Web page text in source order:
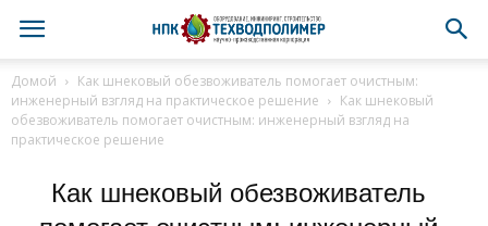
Домой
Как шнековый обезвоживатель помогает очистным:
инженерный взгляд на практическое решение
Как шнековый
обезвоживатель помогает очистным: инженерный взгляд на
практическое решение
Как шнековый обезвоживатель